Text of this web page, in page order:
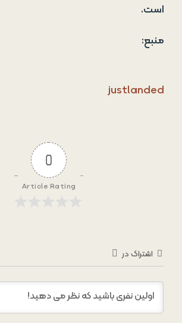
است.
منبع:
justlanded
0
Article Rating
اشتراک در